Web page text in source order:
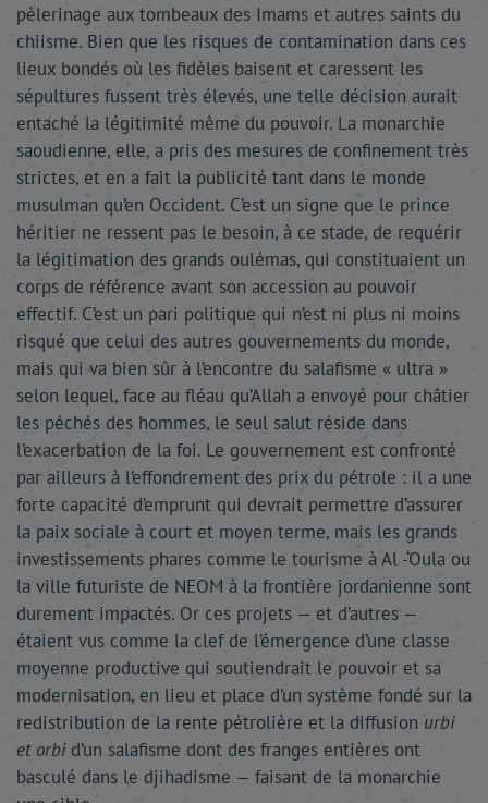
pèlerinage aux tombeaux des Imams et autres saints du
chiisme. Bien que les risques de contamination dans ces
lieux bondés où les fidèles baisent et caressent les
sépultures fussent très élevés, une telle décision aurait
entaché la légitimité même du pouvoir. La monarchie
saoudienne, elle, a pris des mesures de confinement très
strictes, et en a fait la publicité tant dans le monde
musulman qu’en Occident. C’est un signe que le prince
héritier ne ressent pas le besoin, à ce stade, de requérir
la légitimation des grands oulémas, qui constituaient un
corps de référence avant son accession au pouvoir
effectif. C’est un pari politique qui n’est ni plus ni moins
risqué que celui des autres gouvernements du monde,
mais qui va bien sûr à l’encontre du salafisme « ultra »
selon lequel, face au fléau qu’Allah a envoyé pour châtier
les péchés des hommes, le seul salut réside dans
l’exacerbation de la foi. Le gouvernement est confronté
par ailleurs à l’effondrement des prix du pétrole : il a une
forte capacité d’emprunt qui devrait permettre d’assurer
la paix sociale à court et moyen terme, mais les grands
investissements phares comme le tourisme à Al -‘Oula ou
la ville futuriste de NEOM à la frontière jordanienne sont
durement impactés. Or ces projets — et d’autres —
étaient vus comme la clef de l’émergence d’une classe
moyenne productive qui soutiendrait le pouvoir et sa
modernisation, en lieu et place d’un système fondé sur la
redistribution de la rente pétrolière et la diffusion urbi
et orbid’un salafisme dont des franges entières ont
basculé dans le djihadisme — faisant de la monarchie